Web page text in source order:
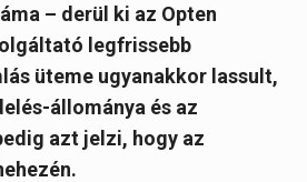
– derül ki az Opten
legfrissebb
üteme ugyanakkor lassult,
állománya és az
azt jelzi, hogy az